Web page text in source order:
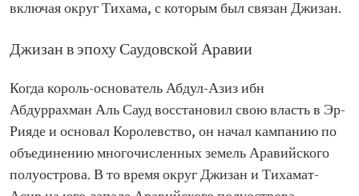
включая округ Тихама, с которым был связан Джизан.
Джизан в эпоху Саудовской Аравии
Когда король-основатель Абдул-Азиз ибн
Абдуррахман Аль Сауд восстановил свою власть в Эр-
Рияде и основал Королевство, он начал кампанию по
объединению многочисленных земель Аравийского
полуострова. В то время округ Джизан и Тихамат-